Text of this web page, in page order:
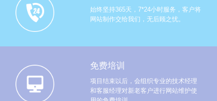
始终坚持365天，7*24小时服务，客户将
网站制作交给我们，无后顾之忧。
免费培训
项目结束以后，会组织专业的技术经理
和客服经理对新老客户进行网站维护使